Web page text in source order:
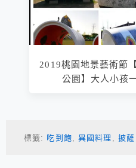
2019桃園地景藝術節
公園】大人小孩
標籤: 吃到飽,異國料理 , 披薩